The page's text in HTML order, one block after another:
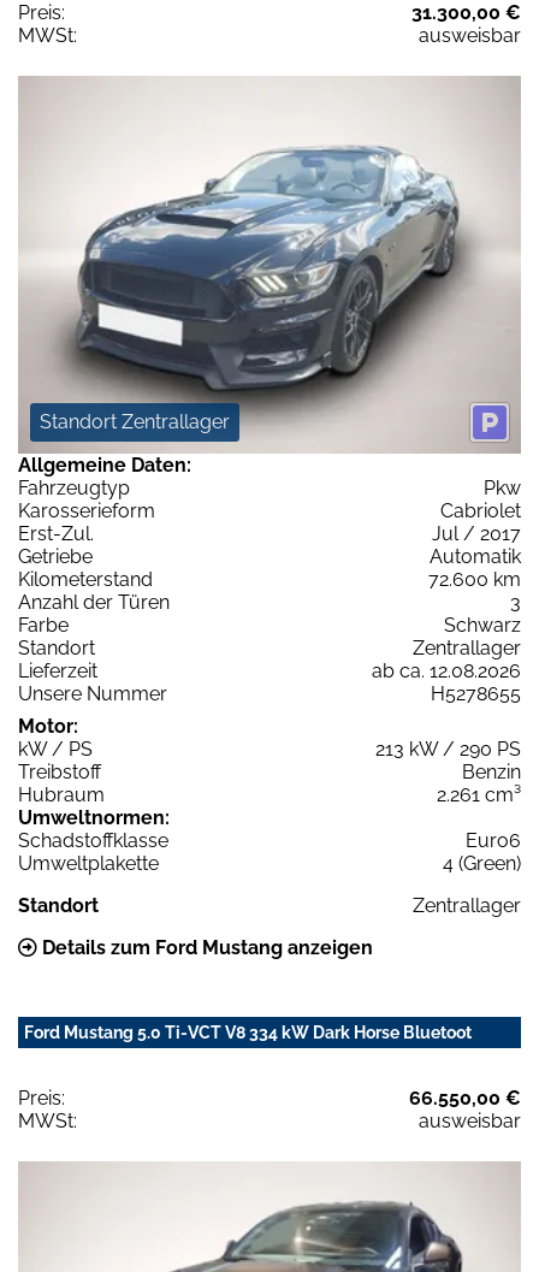
Preis:
31.300,00 €
MWSt:
ausweisbar
Standort Zentrallager
Allgemeine Daten:
Fahrzeugtyp
Pkw
Karosserieform
Cabriolet
Erst-Zul.
Jul / 2017
Getriebe
Automatik
Kilometerstand
72.600 km
Anzahl der Türen
3
Farbe
Schwarz
Standort
Zentrallager
Lieferzeit
ab ca. 12.08.2026
Unsere Nummer
H5278655
Motor:
kW / PS
213 kW / 290 PS
Treibstoff
Benzin
Hubraum
2.261 cm³
Umweltnormen:
Schadstoffklasse
Euro6
Umweltplakette
4 (Green)
Standort
Zentrallager
Details zum Ford Mustang anzeigen
Ford Mustang 5.0 Ti-VCT V8 334 kW Dark Horse Bluetoot
Preis:
66.550,00 €
MWSt:
ausweisbar